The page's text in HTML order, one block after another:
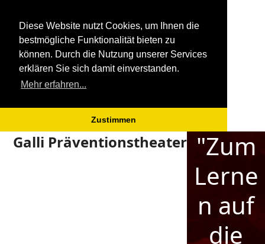
Diese Website nutzt Cookies, um Ihnen die
bestmögliche Funktionalität bieten zu
können. Durch die Nutzung unserer Services
erklären Sie sich damit einverstanden.
Mehr erfahren...
Zustimmen
SkipGalli Präventionstheater
Open
Close
"Zum
Lerne
n auf
die